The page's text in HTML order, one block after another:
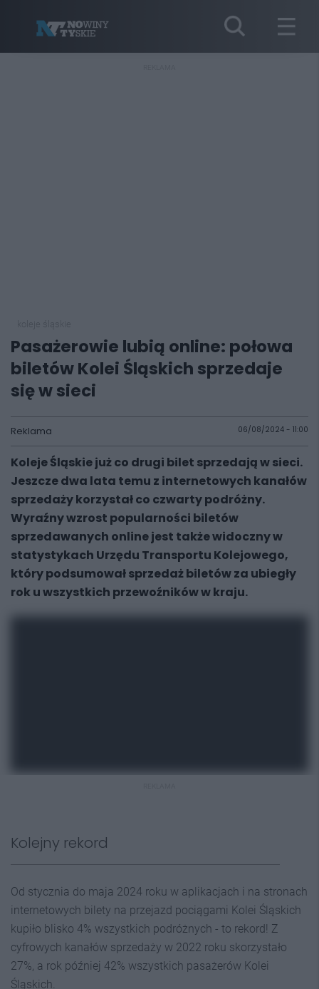
Pasażerowie lubią online: połowa
biletów Kolei Śląskich sprzedaje
się w sieci
Reklama 06/08/2024 - 11:00
Koleje Śląskie już co drugi bilet sprzedają w sieci.
Jeszcze dwa lata temu z internetowych kanałów
sprzedaży korzystał co czwarty podróżny.
Wyraźny wzrost popularności biletów
sprzedawanych online jest także widoczny w
statystykach Urzędu Transportu Kolejowego,
który podsumował sprzedaż biletów za ubiegły
rok u wszystkich przewoźników w kraju.
Kolejny rekord
Od stycznia do maja 2024 roku w aplikacjach i na stronach
internetowych bilety na przejazd pociągami Kolei Śląskich
kupiło blisko 4% wszystkich podróżnych - to rekord! Z
cyfrowych kanałów sprzedaży w 2022 roku skorzystało
27%, a rok później 42% wszystkich pasażerów Kolei
Śląskich.